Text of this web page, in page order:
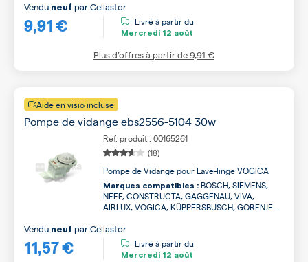
9,91 €
Vendu neuf parCellastor
Livré à partir du
Mercredi 12 août
Plus d’offres à partir de9,91 €
Aide en visio incluse
Pompe de vidange ebs2556-5104 30w
Ref. produit : 00165261
(18)
Pompe de Vidange pour Lave-linge VOGICA
Marques compatibles : BOSCH, SIEMENS,
NEFF, CONSTRUCTA, GAGGENAU, VIVA,
AIRLUX, VOGICA, KÜPPERSBUSCH, GORENJE ...
11,57 €
Vendu neuf parCellastor
Livré à partir du
Mercredi 12 août